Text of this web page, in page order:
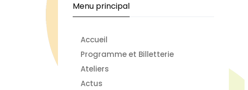
Menu principal
Accueil
Programme et Billetterie
Ateliers
Actus